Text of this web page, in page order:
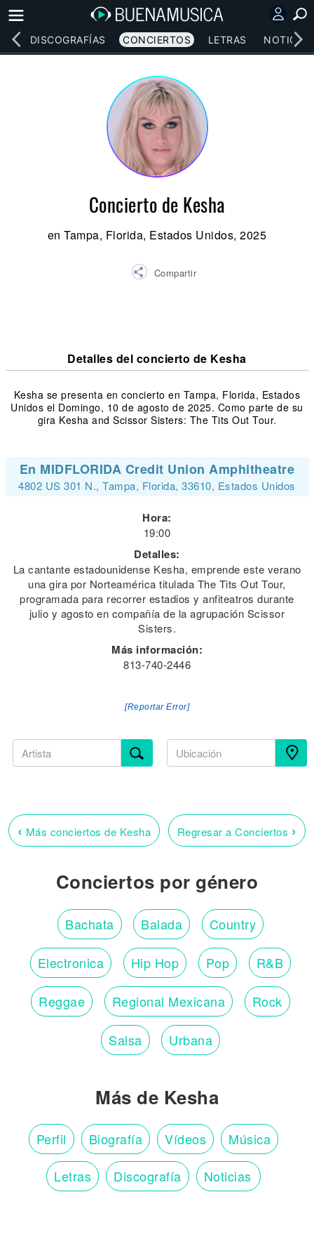
DISCOGRAFÍAS CONCIERTOS LETRAS NOTICIAS
Concierto de Kesha
en Tampa, Florida, Estados Unidos, 2025
Compartir
Detalles del concierto de Kesha
Kesha se presenta en concierto en Tampa, Florida, Estados
Unidos el Domingo, 10 de agosto de 2025. Como parte de su
gira Kesha and Scissor Sisters: The Tits Out Tour.
En MIDFLORIDA Credit Union Amphitheatre
4802 US 301 N., Tampa, Florida, 33610, Estados Unidos
Hora:
19:00
Detalles:
La cantante estadounidense Kesha, emprende este verano
una gira por Norteamérica titulada The Tits Out Tour,
programada para recorrer estadios y anfiteatros durante
julio y agosto en compañía de la agrupación Scissor
Sisters.
Más información:
813-740-2446
[Reportar Error]
‹ Más conciertos de Kesha Regresar a Conciertos ›
Conciertos por género
Bachata Balada Country
Electronica Hip Hop Pop R&B
Reggae Regional Mexicana Rock
Salsa Urbana
Más de Kesha
Perfil Biografía Vídeos Música
Letras Discografía Noticias